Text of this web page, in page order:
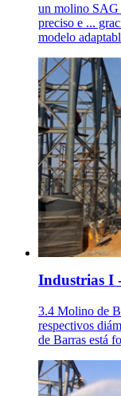
un molino SAG
preciso e ...
modelo
Industrias I
3.4 Molino de
respectivos
de Barras está